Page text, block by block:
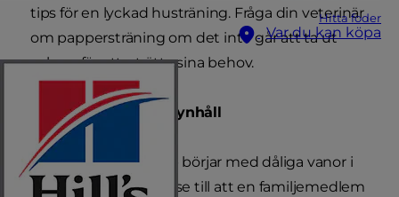
Hitta foder
Var du kan köpa
tips för en lyckad husträning. Fråga din veterinär
om pappersträning om det inte går att ta ut
valpen för att uträtta sina behov.
Håll din valp inom synhåll
Förhindra att din valp börjar med dåliga vanor i
hemmet genom att se till att en familjemedlem